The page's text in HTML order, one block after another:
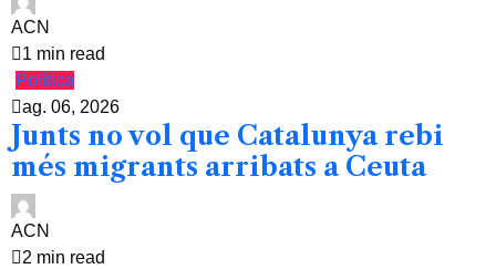
ACN
1 min read
Política
ag. 06, 2026
Junts no vol que Catalunya rebi
més migrants arribats a Ceuta
ACN
2 min read